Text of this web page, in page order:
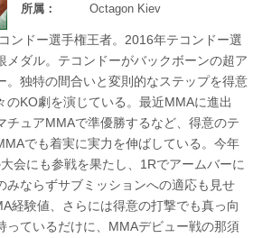
所属：
Octagon Kiev
ンドー選手権王者。2016年テコンドー選
メダル。テコンドーがバックボーンの超ア
。独特の間合いと変則的なステップを得意
のKO劇を演じている。最近MMAに進出
チュアMMAで準優勝するなど、得意のテ
でも着実に実力を伸ばしている。今年
会にも参戦を果たし、1Rでアームバーに
みならずサブミッションへの適応も見せ
経験値、さらには得意の打撃でも真っ向
っているだけに、MMAデビュー戦の那須